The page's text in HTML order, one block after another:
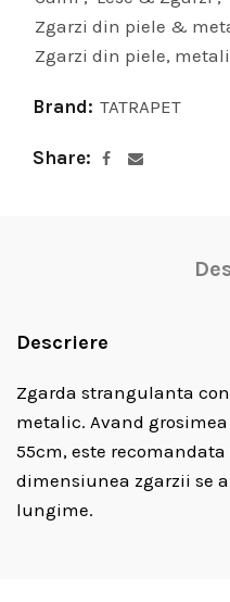
Zgarzi din piele &
Zgarzi din piele,
Brand: TATRAPET
Share
Descriere
Zgarda strangulanta
metalic. Avand
55cm, este
dimensiunea zgarzii se
lungime.